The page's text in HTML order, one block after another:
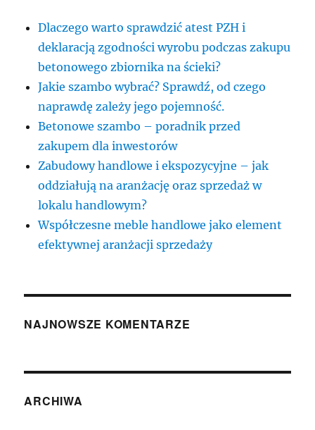
Dlaczego warto sprawdzić atest PZH i
deklaracją zgodności wyrobu podczas zakupu
betonowego zbiornika na ścieki?
Jakie szambo wybrać? Sprawdź, od czego
naprawdę zależy jego pojemność.
Betonowe szambo – poradnik przed
zakupem dla inwestorów
Zabudowy handlowe i ekspozycyjne – jak
oddziałują na aranżację oraz sprzedaż w
lokalu handlowym?
Współczesne meble handlowe jako element
efektywnej aranżacji sprzedaży
NAJNOWSZE KOMENTARZE
ARCHIWA